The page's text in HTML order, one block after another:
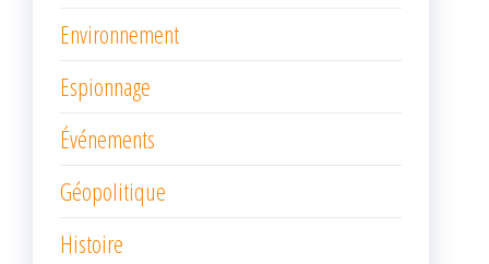
Environnement
Espionnage
Événements
Géopolitique
Histoire